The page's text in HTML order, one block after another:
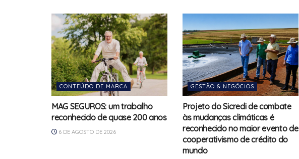
CONTEÚDO DE MARCA
MAG SEGUROS: um trabalho
reconhecido de quase 200 anos
6 DE AGOSTO DE 2026
GESTÃO & NEGÓCIOS
Projeto do Sicredi de combate
às mudanças climáticas é
reconhecido no maior evento de
cooperativismo de crédito do
mundo